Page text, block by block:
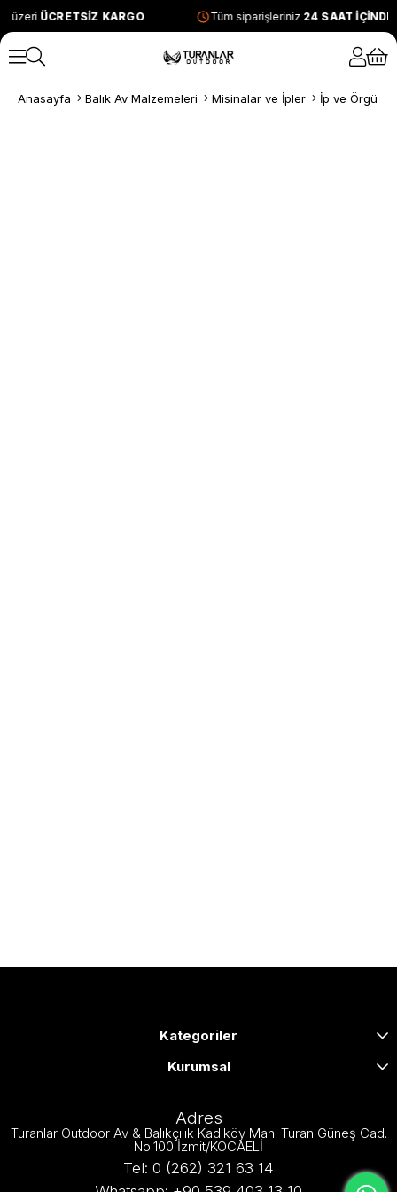
üzeriÜCRETSİZ KARGO Tüm siparişleriniz24 SAAT İÇİNDE
Anasayfa Balık Av Malzemeleri Misinalar ve İpler İp ve Örgü
Kategoriler
Kurumsal
Adres
Turanlar Outdoor Av & Balıkçılık Kadıköy Mah. Turan Güneş Cad.
No:100 İzmit/KOCAELİ
Tel: 0 (262) 321 63 14